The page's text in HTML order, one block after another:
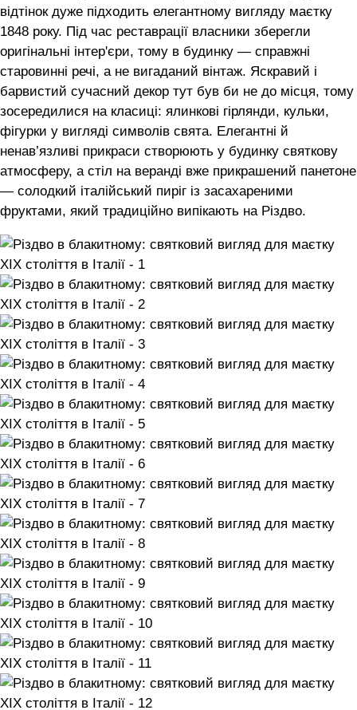
відтінок дуже підходить елегантному вигляду маєтку
1848 року. Під час реставрації власники зберегли
оригінальні інтер'єри, тому в будинку — справжні
старовинні речі, а не вигаданий вінтаж. Яскравий і
барвистий сучасний декор тут був би не до місця, тому
зосередилися на класиці: ялинкові гірлянди, кульки,
фігурки у вигляді символів свята. Елегантні й
ненав’язливі прикраси створюють у будинку святкову
атмосферу, а стіл на веранді вже прикрашений панетоне
— солодкий італійський пиріг із засахареними
фруктами, який традиційно випікають на Різдво.